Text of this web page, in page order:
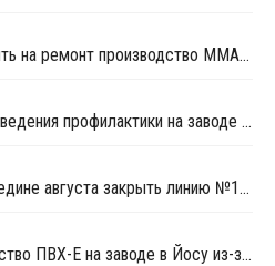
Lotte MCC планирует закрыть на ремонт производство ММА на линии №1 в Йосу
LX MMA изменила дату проведения профилактики на заводе №3 по выпуску ММА в Йосу
Lotte MCC планирует в середине августа закрыть линию №1 ПММА в Йосу на ремонт
LG Chem закрыла производство ПВХ-Е на заводе в Йосу из-за инспекции